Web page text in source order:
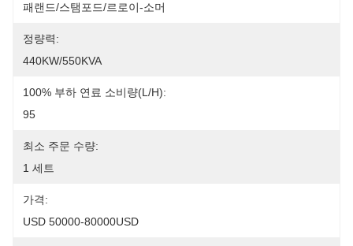
패랜드/스탬포드/르로이-소머
정량력:
440KW/550KVA
100% 부하 연료 소비량(L/h):
95
최소 주문 수량:
1 세트
가격:
USD 50000-80000USD